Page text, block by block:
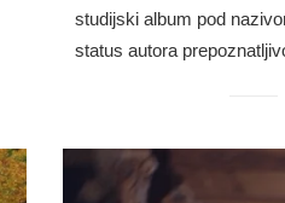
studijski album pod
status autora